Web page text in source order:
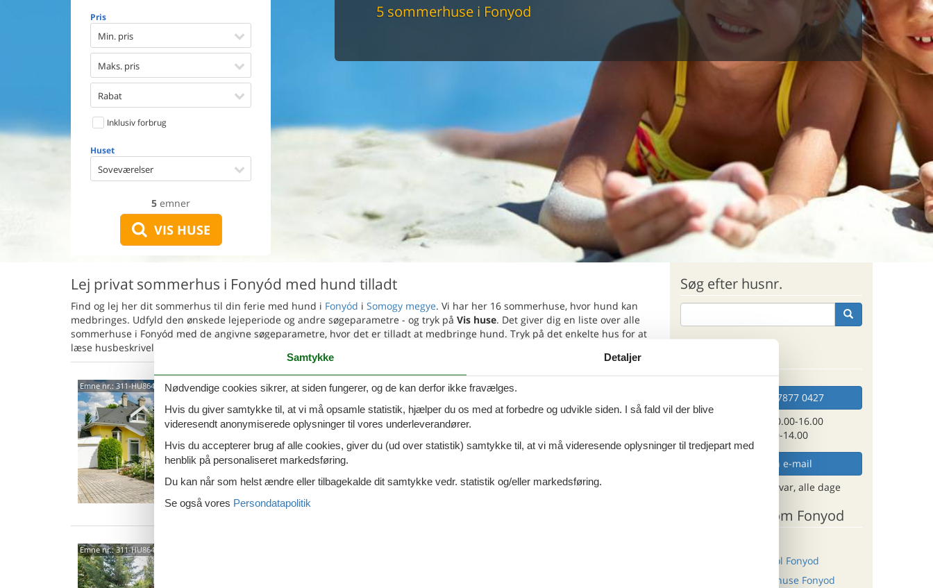
Pris
Min. pris
Maks. pris
Rabat
Inklusiv forbrug
Huset
Soveværelser
5 emner
VIS HUSE
Aircondition
Ladestander til elbil
5 sommerhuse i Fonyod
Lej privat sommerhus i Fonyód med hund tilladt
Find og lej her dit sommerhus til din ferie med hund i Fonyód i Somogy megye. Vi har her 16 sommerhuse, hvor hund kan
medbringes. Udfyld den ønskede lejeperiode og andre søgeparametre - og tryk på Vis huse. Det giver dig en liste over alle
sommerhuse i Fonyód med de angivne søgeparametre, hvor det er tilladt at medbringe hund. Tryk på det enkelte hus for at
læse husbeskrivelsen.
Emne nr.:311-HU8640.900.1 8640 - Fonyód
4,8
6 personer
3 soveværelser
2 badeværelser
Vand 650
7 overnatninger
Emne nr.:311-HU8640.640.1
Søg efter husnr.
Ring (+45) 7877 0427
Man. - fre. 10.00-16.00
Lør. 10.00-14.00
Send en e-mail
og få et hurtigt svar, alle dage
Andre artikler om Fonyod
Sommerhus med pool Fonyod
Last minute sommerhuse Fonyod
Samtykke Detaljer
Nødvendige cookies sikrer, at siden fungerer, og de kan derfor ikke fravælges.
Hvis du giver samtykke til, at vi må opsamle statistik, hjælper du os med at forbedre og udvikle siden. I så fald vil der blive
videresendt anonymiserede oplysninger til vores underleverandører.
Hvis du accepterer brug af alle cookies, giver du (ud over statistik) samtykke til, at vi må videresende oplysninger til tredjepart med
henblik på personaliseret markedsføring.
Du kan når som helst ændre eller tilbagekalde dit samtykke vedr. statistik og/eller markedsføring.
Se også vores Persondatapolitik